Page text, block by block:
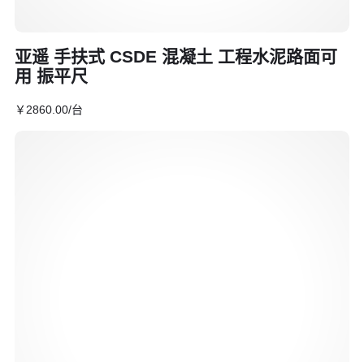
亚遥 手扶式 CSDE 混凝土 工程水泥路面可
用 振平尺
￥ 2860 .00/台